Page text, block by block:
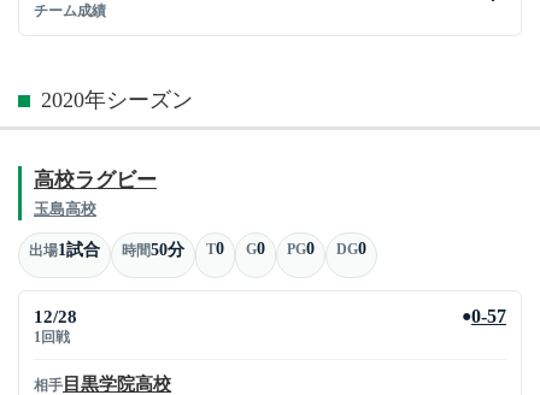
チーム成績
2020年シーズン
高校ラグビー
玉島高校
出場1試合 時間50分 T0 G0 PG0 DG0
12/28
1回戦
●0-57
相手 目黒学院高校